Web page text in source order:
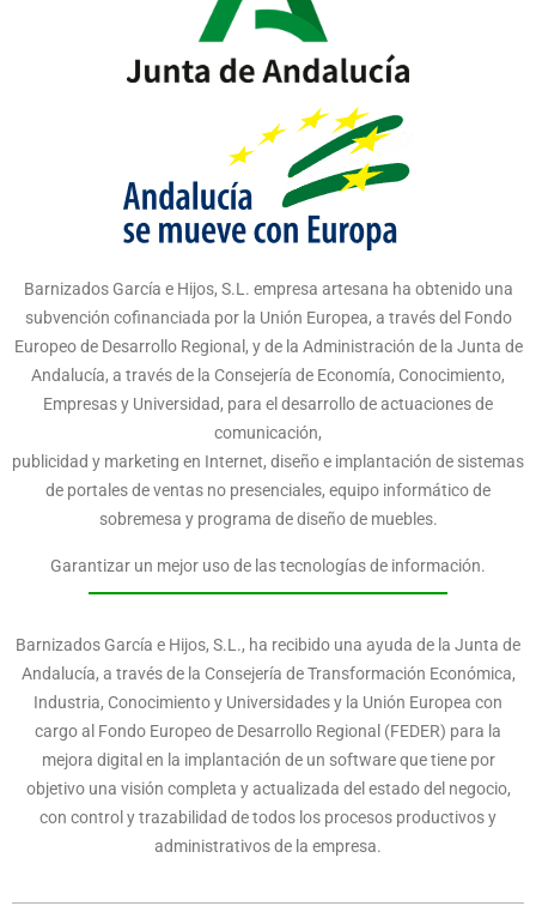
Barnizados García e Hijos, S.L. empresa artesana ha obtenido una
subvención cofinanciada por la Unión Europea, a través del Fondo
Europeo de Desarrollo Regional, y de la Administración de la Junta de
Andalucía, a través de la Consejería de Economía, Conocimiento,
Empresas y Universidad, para el desarrollo de actuaciones de
comunicación,
publicidad y marketing en Internet, diseño e implantación de sistemas
de portales de ventas no presenciales, equipo informático de
sobremesa y programa de diseño de muebles.
Garantizar un mejor uso de las tecnologías de información.
Barnizados García e Hijos, S.L., ha recibido una ayuda de la Junta de
Andalucía, a través de la Consejería de Transformación Económica,
Industria, Conocimiento y Universidades y la Unión Europea con
cargo al Fondo Europeo de Desarrollo Regional (FEDER) para la
mejora digital en la implantación de un software que tiene por
objetivo una visión completa y actualizada del estado del negocio,
con control y trazabilidad de todos los procesos productivos y
administrativos de la empresa.